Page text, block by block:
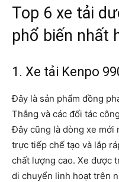
Top 6 xe tải
phổ biến nhất
1. Xe tải Kenpo
Đây là sản phẩm đồng
Thắng và các đối tác
Đây cũng là dòng xe mới
trực tiếp chế tạo và lắp
chất lượng cao. Xe được
di chuyển linh hoạt trên